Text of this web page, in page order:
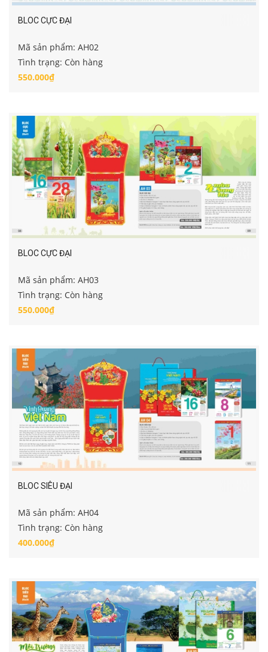
BLOC CỰC ĐẠI
Mã sản phẩm: AH02
Tình trạng: Còn hàng
550.000₫
BLOC CỰC ĐẠI
Mã sản phẩm: AH03
Tình trạng: Còn hàng
550.000₫
BLOC SIÊU ĐẠI
Mã sản phẩm: AH04
Tình trạng: Còn hàng
400.000₫